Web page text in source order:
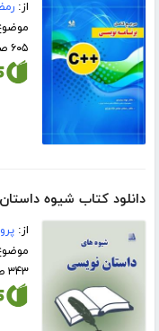
از:
۶۰۵ صفحه
دانلود کتاب شیوه
از:
۳۴۳ صفحه